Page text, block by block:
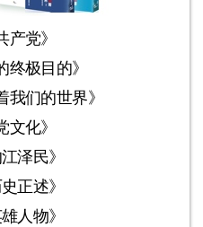
产党》
终极目的》
我们的世界》
文化》
泽民》
正述》
人物》